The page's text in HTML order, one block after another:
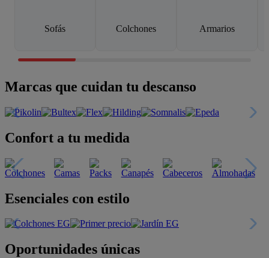
Sofás Colchones Armarios
Marcas que cuidan tu descanso
Confort a tu medida
Esenciales con estilo
Oportunidades únicas